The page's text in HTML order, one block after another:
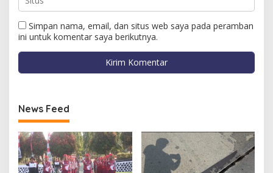
Simpan nama, email, dan situs web saya pada peramban
ini untuk komentar saya berikutnya.
News Feed